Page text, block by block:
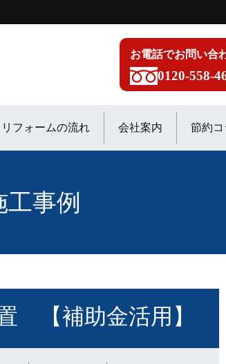
お電話でお問い合
0120-558-
リフォームの流れ 会社案内 節約コ
工事例
【補助金活用】